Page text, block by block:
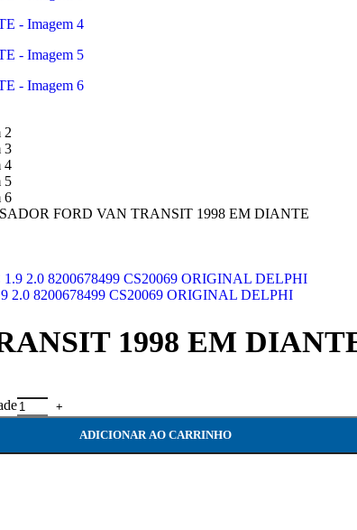
FORD VAN TRANSIT 1998 EM DIANTE
8200678499 CS20069 ORIGINAL DELPHI
1998 EM
ADICIONAR AO CARRINHO